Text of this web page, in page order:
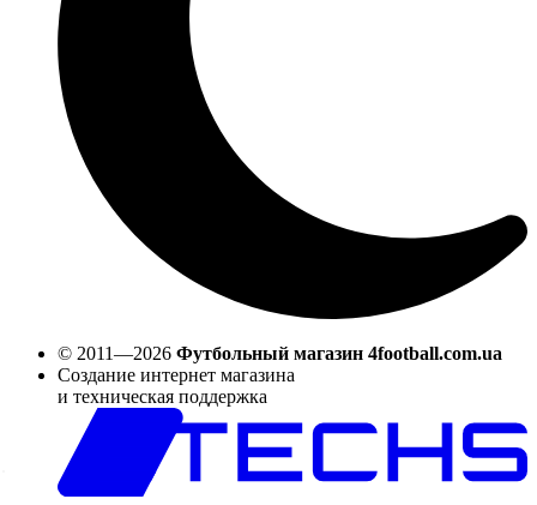
© 2011—2026 Футбольный магазин 4football.com.ua
Создание интернет магазина
и техническая поддержка